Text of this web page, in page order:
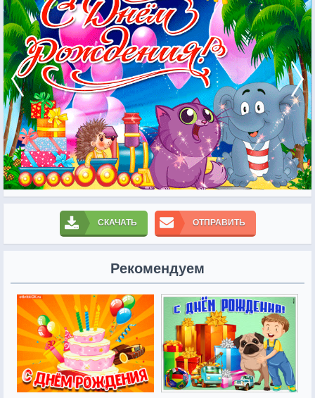
СКАЧАТЬ ОТПРАВИТЬ
Рекомендуем